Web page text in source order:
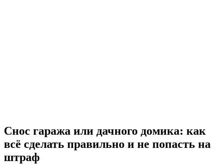
Снос гаража или дачного домика: как
всё сделать правильно и не попасть на
штраф